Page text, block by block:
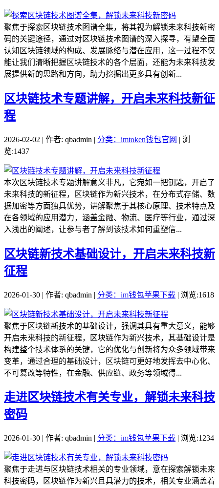
聚焦于探索区块链技术图谱全集，将其视为解锁未来科技新密
码的关键途径，通过对区块链技术图谱的深入探寻，有望全面
认知区块链领域的构成、发展脉络与潜在应用，这一过程不仅
能让我们清晰把握区块链技术的各个层面，还能为未来科技发
展提供新的思路和方向，助力挖掘出更多具有创新...
区块链技术专题讲解，开启未来科技新征
程
2026-02-02 | 作者: qbadmin | 分类：imtoken钱包官网 | 浏
览:1437
本次区块链技术专题讲解意义非凡，它宛如一把钥匙，开启了
未来科技的新征程，区块链作为新兴技术，在分布式存储、数
据加密等方面独具优势，讲解聚焦于其核心原理、技术特点及
在各领域的应用潜力，涵盖金融、物流、医疗等行业，通过深
入浅出的阐述，让参与者了解到该技术如何重塑信...
区块链新技术基础设计，开启未来科技新
征程
2026-01-30 | 作者: qbadmin | 分类：im钱包苹果下载 | 浏览:1618
聚焦于区块链新技术的基础设计，强调其具有重大意义，能够
开启未来科技的新征程，区块链作为新兴技术，其基础设计是
构建整个技术体系的关键，它的优化与创新将为众多领域带来
变革，通过合理的基础设计，区块链可更好地发挥去中心化、
不可篡改等特性，在金融、供应链、政务等领域得...
走进区块链技术有关专业，解锁未来科技
密码
2026-01-30 | 作者: qbadmin | 分类：im钱包苹果下载 | 浏览:1234
聚焦于走进与区块链技术相关的专业领域，意在探索解锁未来
科技密码，区块链作为新兴且具潜力的技术，相关专业涵盖着